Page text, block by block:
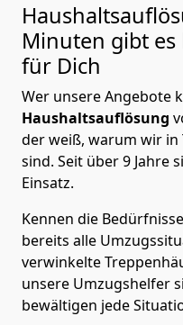
Minuten gibt
für Dich
Wer unsere Angebote
Haushaltsauflösung
der weiß, warum wir in
sind. Seit über 9 Jahre
Einsatz.
Kennen die
bereits alle
verwinkelte
unsere Umzugshelfer
bewältigen jede